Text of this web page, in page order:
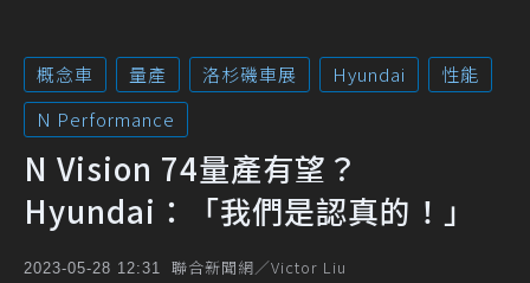
概念車 量產 洛杉磯車展 Hyundai
性能
N Performance
N Vision 74量產有望？
Hyundai：「我們是認真的！」
2023-05-28 12:31 聯合新聞網／Victor Liu